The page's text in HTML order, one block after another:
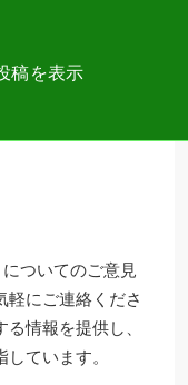
稿を表示
ついてのご意見
にご連絡くださ
情報を提供し、
ています。